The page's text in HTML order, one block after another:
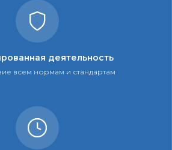
деятельность
всем нормам и стандартам